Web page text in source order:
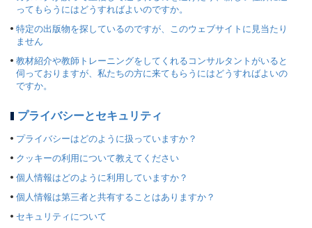
ってもらうにはどうすればよいのですか。
特定の出版物を探しているのですが、このウェブサイトに見当たり
ません
教材紹介や教師トレーニングをしてくれるコンサルタントがいると
伺っておりますが、私たちの方に来てもらうにはどうすればよいの
ですか。
プライバシーとセキュリティ
プライバシーはどのように扱っていますか？
クッキーの利用について教えてください
個人情報はどのように利用していますか？
個人情報は第三者と共有することはありますか？
セキュリティについて